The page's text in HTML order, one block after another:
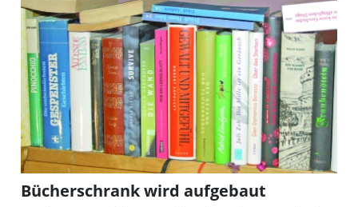
Bücherschrank wird aufgebaut